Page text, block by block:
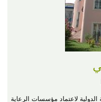
لاعتماد مؤسسات الرعاية